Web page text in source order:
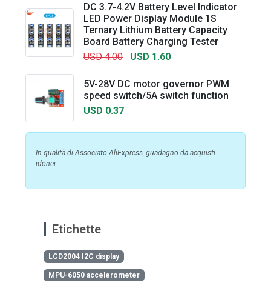
DC 3.7-4.2V Battery Level Indicator
LED Power Display Module 1S
Ternary Lithium Battery Capacity
Board Battery Charging Tester
USD 4.00
USD 1.60
5V-28V DC motor governor PWM
speed switch/5A switch function
USD 0.37
In qualità di Associato AliExpress, guadagno da acquisti
idonei.
Etichette
LCD2004 I2C display
MPU-6050 accelerometer